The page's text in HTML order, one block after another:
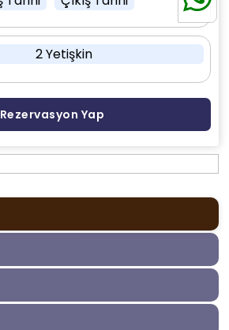
2 Yetişkin
Rezervasyon Yap